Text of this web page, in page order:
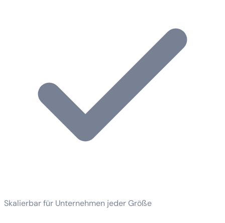
Skalierbar für Unternehmen jeder Größe